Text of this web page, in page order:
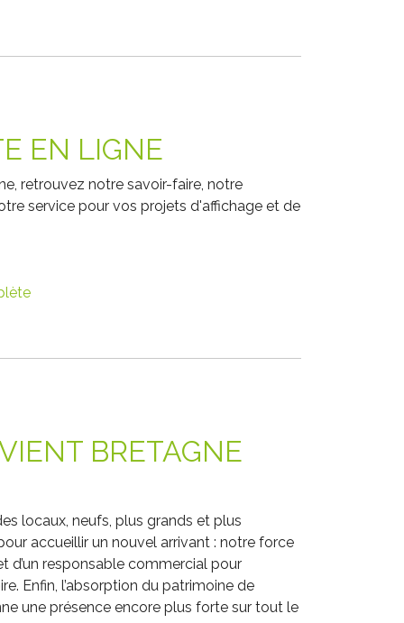
EN LIGNE
retrouvez notre savoir-faire, notre
service pour vos projets d'affichage et de
BRETAGNE
locaux, neufs, plus grands et plus
accueillir un nouvel arrivant : notre force
d’un responsable commercial pour
Enfin, l’absorption du patrimoine de
une présence encore plus forte sur tout le